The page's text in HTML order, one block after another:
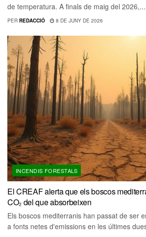
de temperatura. A finals de maig del 2026,...
PER REDACCIÓ 8 DE JUNY DE 2026
INCENDIS FORESTALS
El CREAF alerta que els boscos
CO₂ del que absorbeixen
Els boscos mediterranis han passat de ser
a fonts netes d'emissions en les últimes